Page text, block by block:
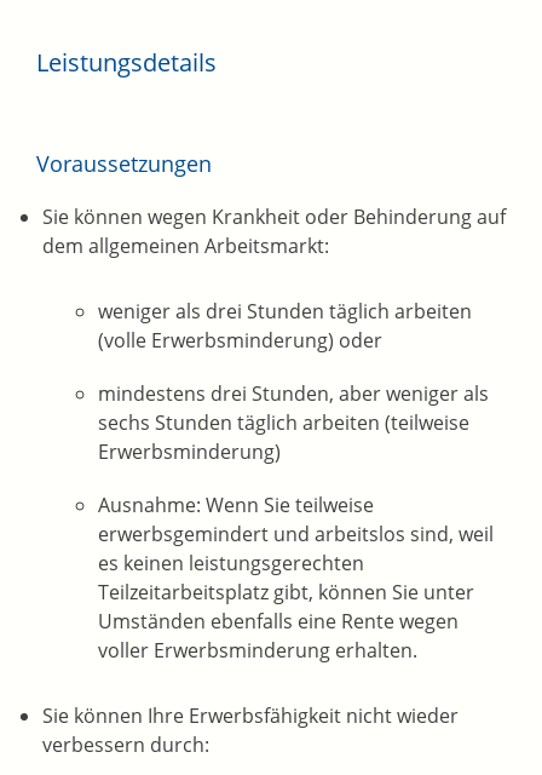
Leistungsdetails
Voraussetzungen
Sie können wegen Krankheit oder Behinderung auf
dem allgemeinen Arbeitsmarkt:
weniger als drei Stunden täglich arbeiten
(volle Erwerbsminderung) oder
mindestens drei Stunden, aber weniger als
sechs Stunden täglich arbeiten (teilweise
Erwerbsminderung)
Ausnahme: Wenn Sie teilweise
erwerbsgemindert und arbeitslos sind, weil
es keinen leistungsgerechten
Teilzeitarbeitsplatz gibt, können Sie unter
Umständen ebenfalls eine Rente wegen
voller Erwerbsminderung erhalten.
Sie können Ihre Erwerbsfähigkeit nicht wieder
verbessern durch: